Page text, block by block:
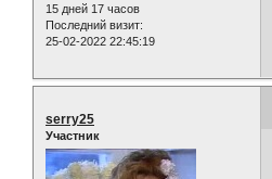
15 дней 17 часов
Последний визит:
25-02-2022 22:45:19
serry25
Участник